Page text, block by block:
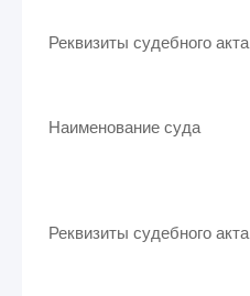
Реквизиты судебного акта
Наименование суда
Реквизиты судебного акта